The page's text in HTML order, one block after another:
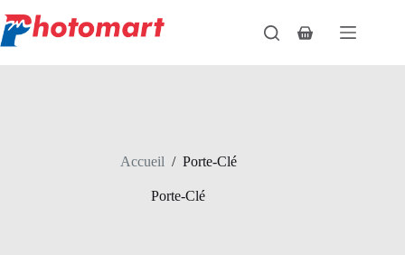
au
contenu
Panier
Accueil / Porte-Clé
Porte-Clé